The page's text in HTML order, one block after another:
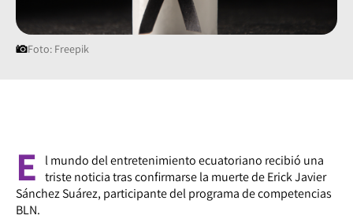
Foto: Freepik
E
l mundo del entretenimiento ecuatoriano recibió una
triste noticia tras confirmarse la muerte de Erick Javier
Sánchez Suárez, participante del programa de competencias
BLN.